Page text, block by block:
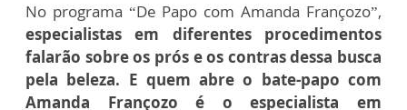
No programa “De Papo com Amanda Françozo”,
especialistas em diferentes procedimentos
falarão sobre os prós e os contras dessa busca
pela beleza. E quem abre o bate-papo com
Amanda Françozo é o especialista em